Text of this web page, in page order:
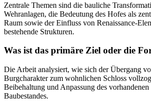
Zentrale Themen sind die bauliche
Wehranlagen, die Bedeutung des Hofes als
Raum sowie der Einfluss von Renaissance-
bestehende Strukturen.
Was ist das primäre Ziel oder die
Die Arbeit analysiert, wie sich der Übergang
Burgcharakter zum wohnlichen Schloss
Beibehaltung und Anpassung des vorhandenen
Baubestandes.